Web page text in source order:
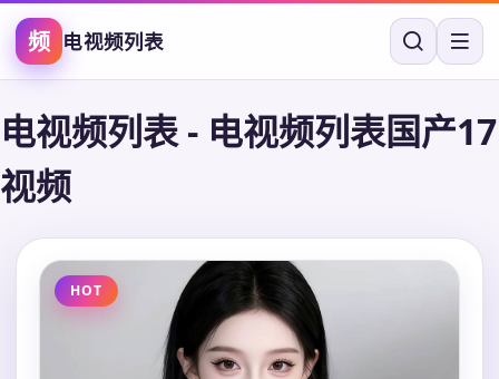
频 电视频列表
电视频列表- 电视频列表国产17
视频
HOT